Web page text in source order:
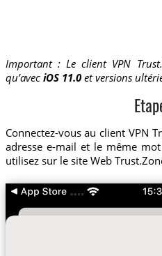
Important : Le client VPN
qu’avec iOS 11.0et versions
Connectez-vous au client VPN
adresse e-mail et le même
utilisez sur le site Web